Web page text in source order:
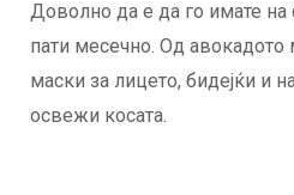
Доволно да е да го имате
пати месечно. Од
маски за лицето, бидејќи и
освежи косата.